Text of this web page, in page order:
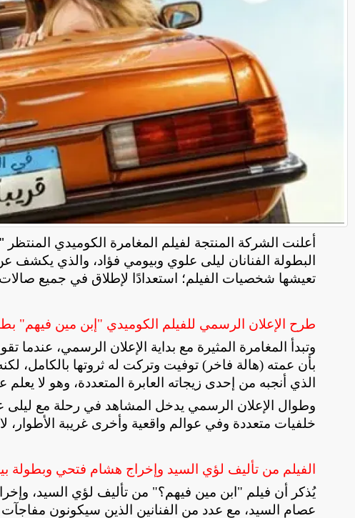
أعلنت الشركة المنتجة لفيلم المغامرة الكوميدي المنتظر "
البطولة الفنانان ليلى علوي وبيومي فؤاد، والذي
تعيشها شخصيات الفيلم؛ استعدادًا لإطلاق في جميع صالات السينما
طرح الإعلان الرسمي للفيلم الكوميدي "إبن مين فيهم"
وتبدأ المغامرة المثيرة مع بداية الإعلان الرسمي،
بأن عمته (هالة فاخر) توفيت وتركت له ثروتها بالكامل،
الذي أنجبه من إحدى زيجاته العابرة المتعددة، وهو لا يعلم
وطوال الإعلان الرسمي يدخل المشاهد في رحلة مع ليلى
خلفيات متعددة وفي عوالم واقعية وأخرى غريبة الأطوار،
الفيلم من تأليف لؤي السيد وإخراج هشام فتحي وبطولة
يُذكر أن فيلم "ابن مين فيهم؟" من تأليف لؤي السيد،
عصام السيد، مع عدد من الفنانين الذين سيكونون مفاجآت